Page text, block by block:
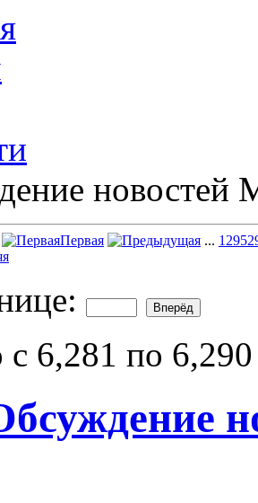
Первая ... 129
с 6,281 по